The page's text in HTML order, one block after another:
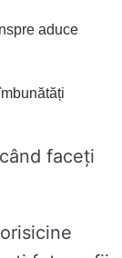
aduce
faceți